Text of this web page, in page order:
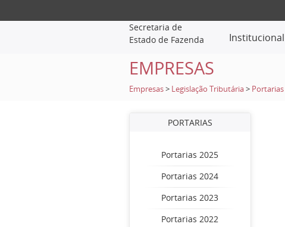
Secretaria de
Estado de Fazenda
Institucional
EMPRESAS
Empresas > Legislação Tributária > Portarias
PORTARIAS
Portarias 2025
Portarias 2024
Portarias 2023
Portarias 2022